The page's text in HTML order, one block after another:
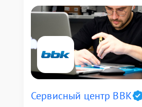
Сервисный центр BBK